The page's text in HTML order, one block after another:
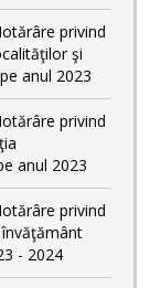
privind
şi
anul 2023
privind
anul 2023
privind
- 2024